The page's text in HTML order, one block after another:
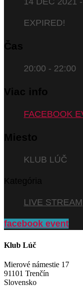
EXPIRED!
Čas
20:00 - 22:00
Viac info
FACEBOOK
Miesto
KLUB LÚČ
Kategória
LIVE STREAM
facebook event
Klub Lúč
Mierové námestie 17
91101 Trenčín
Slovensko